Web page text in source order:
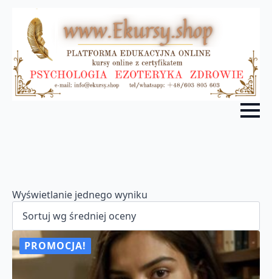
Wyświetlanie jednego wyniku
PROMOCJA!